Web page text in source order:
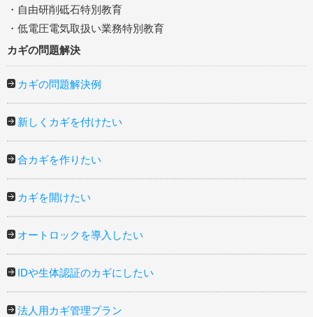
・自由研削砥石特別教育
・低電圧電気取扱い業務特別教育
カギの問題解決
カギの問題解決例
新しくカギを付けたい
合カギを作りたい
カギを開けたい
オートロックを導入したい
IDや生体認証のカギにしたい
法人用カギ管理プラン